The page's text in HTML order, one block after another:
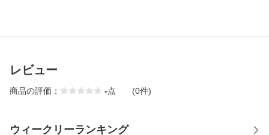
レビュー
商品の評価： -点 (0件)
ウィークリーランキング